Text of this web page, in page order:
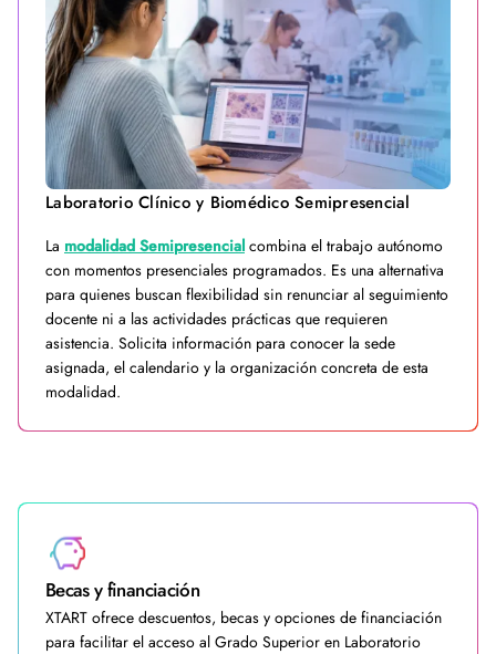
Laboratorio Clínico y Biomédico Semipresencial
La modalidad Semipresencial combina el trabajo autónomo
con momentos presenciales programados. Es una alternativa
para quienes buscan flexibilidad sin renunciar al seguimiento
docente ni a las actividades prácticas que requieren
asistencia. Solicita información para conocer la sede
asignada, el calendario y la organización concreta de esta
modalidad.
Becas y financiación
XTART ofrece descuentos, becas y opciones de financiación
para facilitar el acceso al Grado Superior en Laboratorio